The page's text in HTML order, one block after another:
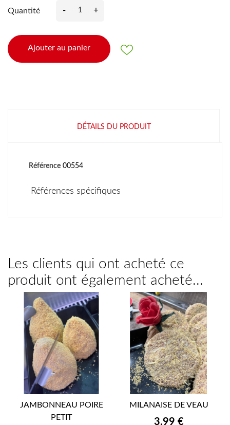
Quantité - +
Ajouter au panier
DÉTAILS DU PRODUIT
Référence 00554
Références spécifiques
Les clients qui ont acheté ce
produit ont également acheté...
JAMBONNEAU POIRE
PETIT
MILANAISE DE VEAU
Prix
3,99 €